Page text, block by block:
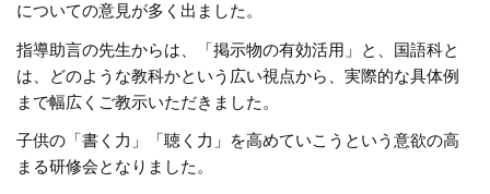
についての意見が多く出ました。
指導助言の先生からは、「掲示物の有効活用」と、国語科と
は、どのような教科かという広い視点から、実際的な具体例
まで幅広くご教示いただきました。
子供の「書く力」「聴く力」を高めていこうという意欲の高
まる研修会となりました。